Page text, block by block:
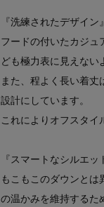
『洗練されたデザイン』
フードの付いたカジュ
ども極力表に見えない
また、程よく長い着
設計にしています。
これによりオフスタイ
『スマートなシルエッ
もこもこのダウンと
の温かみを維持するた